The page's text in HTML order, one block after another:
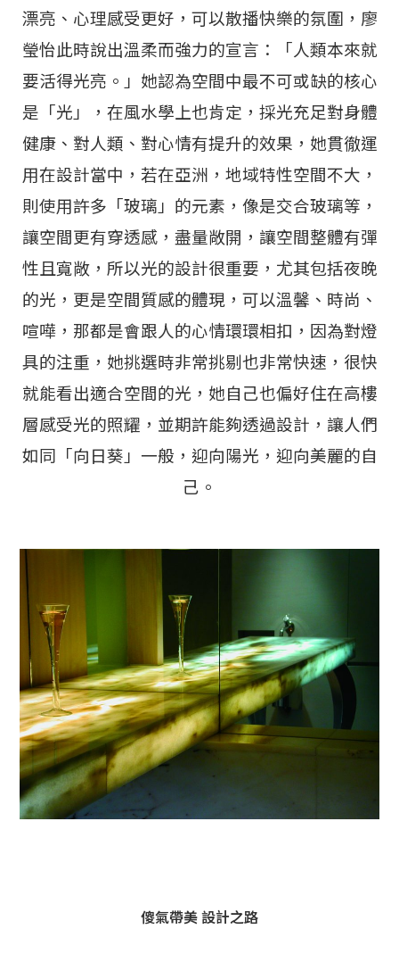
漂亮、心理感受更好，可以散播快樂的氛圍，廖
瑩怡此時說出溫柔而強力的宣言：「人類本來就
要活得光亮。」她認為空間中最不可或缺的核心
是「光」，在風水學上也肯定，採光充足對身體
健康、對人類、對心情有提升的效果，她貫徹運
用在設計當中，若在亞洲，地域特性空間不大，
則使用許多「玻璃」的元素，像是交合玻璃等，
讓空間更有穿透感，盡量敞開，讓空間整體有彈
性且寬敞，所以光的設計很重要，尤其包括夜晚
的光，更是空間質感的體現，可以溫馨、時尚、
喧嘩，那都是會跟人的心情環環相扣，因為對燈
具的注重，她挑選時非常挑剔也非常快速，很快
就能看出適合空間的光，她自己也偏好住在高樓
層感受光的照耀，並期許能夠透過設計，讓人們
如同「向日葵」一般，迎向陽光，迎向美麗的自
己。
傻氣帶美 設計之路